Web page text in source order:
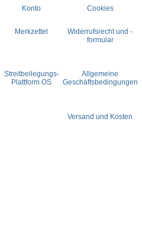
Konto Cookies
Merkzettel
Widerrufsrecht und -
formular
Streitbeilegungs-
Plattform OS
Allgemeine
Geschäftsbedingungen
Versand und Kosten